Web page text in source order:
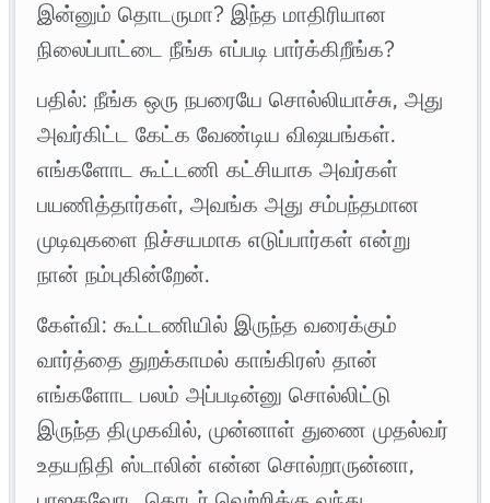
இன்னும் தொடருமா? இந்த மாதிரியான
நிலைப்பாட்டை நீங்க எப்படி பார்க்கிறீங்க?
பதில்: ​நீங்க ஒரு நபரையே சொல்லியாச்சு, அது
அவர்கிட்ட கேட்க வேண்டிய விஷயங்கள்.
எங்களோட கூட்டணி கட்சியாக அவர்கள்
பயணித்தார்கள், அவங்க அது சம்பந்தமான
முடிவுகளை நிச்சயமாக எடுப்பார்கள் என்று
நான் நம்புகின்றேன்.
கேள்வி: கூட்டணியில் இருந்த வரைக்கும்
வார்த்தை துறக்காமல் காங்கிரஸ் தான்
எங்களோட பலம் அப்படின்னு சொல்லிட்டு
இருந்த திமுகவில், முன்னாள் துணை முதல்வர்
உதயநிதி ஸ்டாலின் என்ன சொல்றாருன்னா,